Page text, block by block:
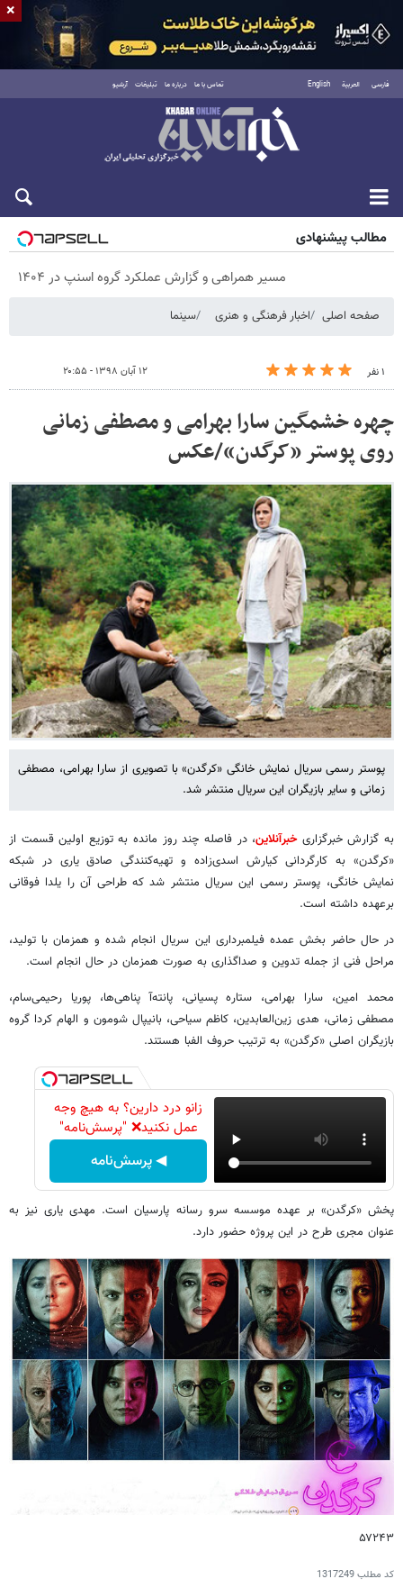
فارسی العربية English تماس با ما درباره ما تبلیغات آرشیو
شنبه ۱۷ مرداد ۱۴۰۵
مطالب پیشنهادی
مسیر همراهی و گزارش عملکرد گروه اسنپ در ۱۴۰۴
صفحه اصلی اخبار فرهنگی و هنری سینما
۱ نفر ۱۲ آبان ۱۳۹۸ - ۲۰:۵۵
چهره خشمگین سارا بهرامی و مصطفی زمانی
روی پوستر «کرگدن»/عکس
پوستر رسمی سریال نمایش خانگی «کرگدن» با تصویری از سارا بهرامی، مصطفی
زمانی و سایر بازیگران این سریال منتشر شد.
به گزارش خبرگزاریخبرآنلاین، در فاصله چند روز مانده به توزیع اولین قسمت از
«کرگدن» به کارگردانی کیارش اسدی‌زاده و تهیه‌کنندگی صادق یاری در شبکه
نمایش خانگی، پوستر رسمی این سریال منتشر شد که طراحی آن را یلدا فوقانی
برعهده داشته است.
در حال حاضر بخش عمده فیلمبرداری این سریال انجام شده و همزمان با تولید،
مراحل فنی از جمله تدوین و صداگذاری به صورت همزمان در حال انجام است.
محمد امین، سارا بهرامی، ستاره پسیانی، پانته‌آ پناهی‌ها، پوریا رحیمی‌سام،
مصطفی زمانی، هدی زین‌العابدین، کاظم سیاحی، بانیپال شومون و الهام کردا گروه
بازیگران اصلی «کرگدن» به ترتیب حروف الفبا هستند.
زانو درد دارین؟ به هیچ وجه
عمل نکنید❌ "پرسش‌نامه"
◀ پرسش‌نامه
پخش «کرگدن» بر عهده موسسه سرو رسانه پارسیان است. مهدی یاری نیز به
عنوان مجری طرح در این پروژه حضور دارد.
۵۷۲۴۳
کد مطلب1317249
×